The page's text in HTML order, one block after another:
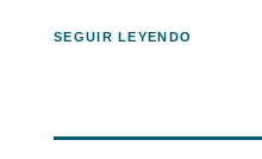
SEGUIR LEYENDO